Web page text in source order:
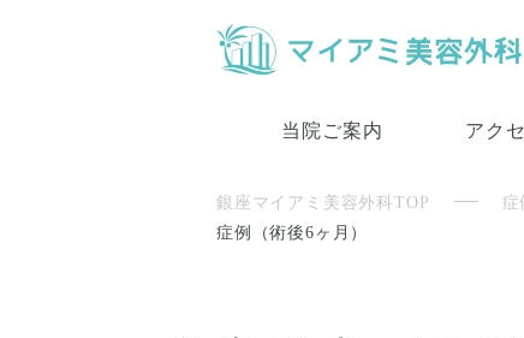
当院ご案内 アク
銀座マイアミ美容外科TOP 症
症例（術後6ヶ月）